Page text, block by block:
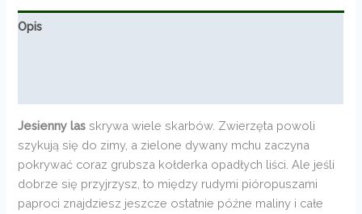
Opis
Jesienny las skrywa wiele skarbów. Zwierzęta powoli
szykują się do zimy, a zielone dywany mchu zaczyna
pokrywać coraz grubsza kołderka opadłych liści. Ale jeśli
dobrze się przyjrzysz, to między rudymi pióropuszami
paproci znajdziesz jeszcze ostatnie późne maliny i całe